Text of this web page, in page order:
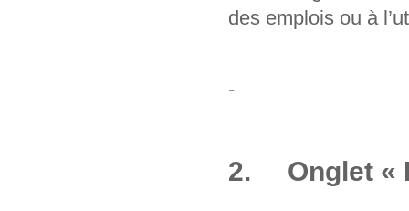
des emplois ou à
-
2. Onglet «